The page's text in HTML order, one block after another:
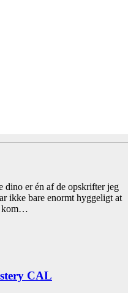
er én af de opskrifter jeg
ikke bare enormt hyggeligt at
kom…
CAL